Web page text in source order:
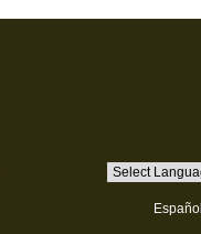
Español